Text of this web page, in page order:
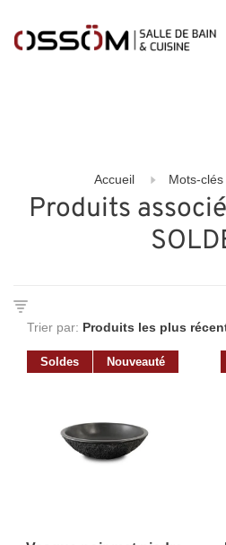
Accueil Mots-clés
Produits
Trier par:
Soldes Nouveauté